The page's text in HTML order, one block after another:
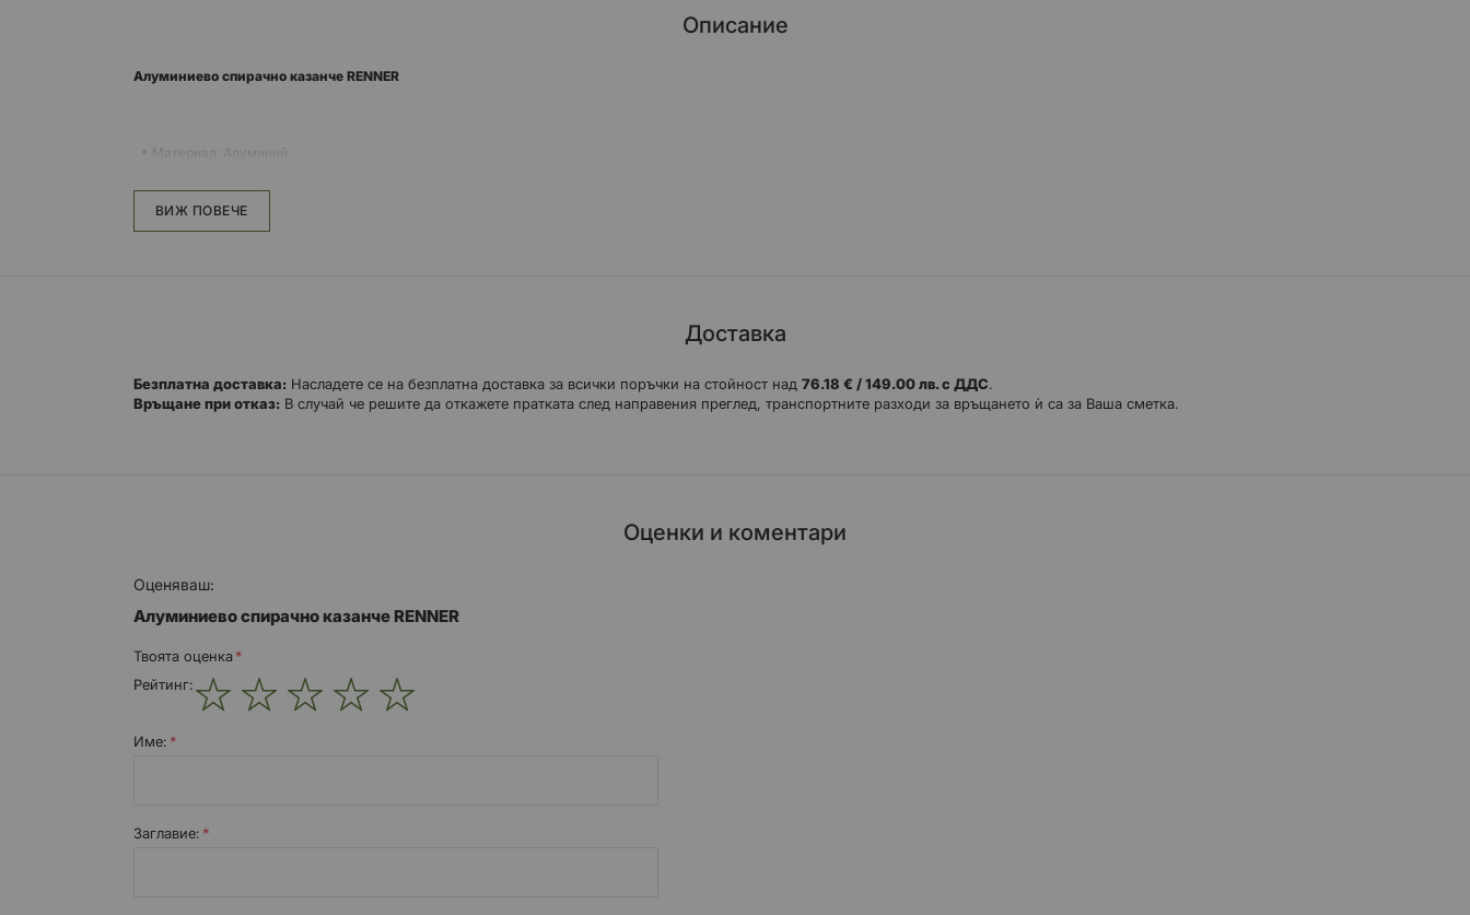
Описание
Алуминиево спирачно казанче RENNER
Материал: Алуминий
Диаметър на трабата 8мм
ВИЖ ПОВЕЧЕ
Доставка
Безплатна доставка: Насладете се на безплатна доставка за всички поръчки на стойност над 76.18 € / 149.00 лв. с ДДС.
Връщане при отказ: В случай че решите да откажете пратката след направения преглед, транспортните разходи за връщането ѝ са за Ваша сметка.
Оценки и коментари
Оценяваш:
Алуминиево спирачно казанче RENNER
Твоята оценка
Рейтинг:
Име:
Заглавиe: